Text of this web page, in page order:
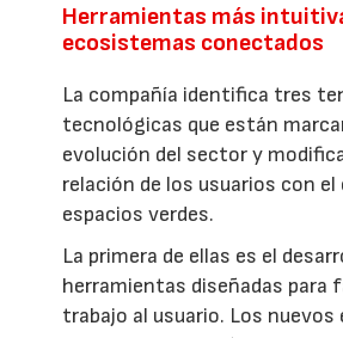
Herramientas más
ecosistemas conectados
La compañía identifica tres
tecnológicas que están
evolución del sector y
relación de los usuarios con el
espacios verdes.
La primera de ellas es el
herramientas diseñadas para
trabajo al usuario. Los nuevos